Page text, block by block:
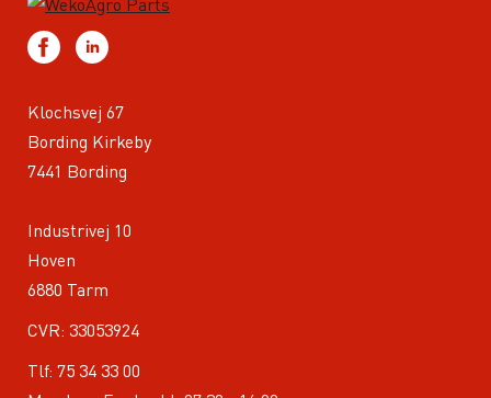
Klochsvej 67
Bording Kirkeby
7441 Bording
Industrivej 10
Hoven
6880 Tarm
CVR: 33053924
Tlf: 75 34 33 00